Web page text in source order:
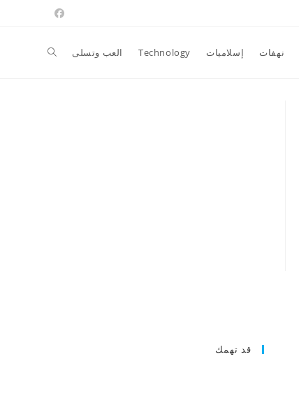
نهفات إسلاميات Technology العب وتسلى Toggle
قد تهمك